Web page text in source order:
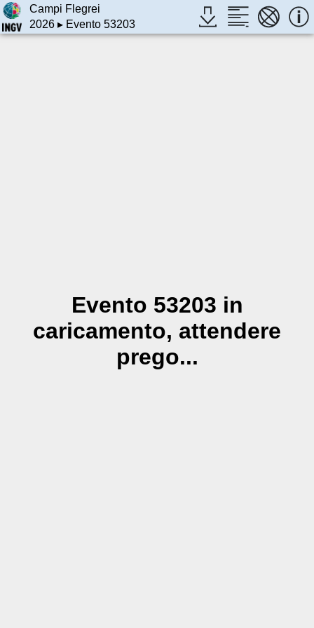
Campi Flegrei
2026▸ Evento 53203
Evento 53203 in
caricamento, attendere
prego...